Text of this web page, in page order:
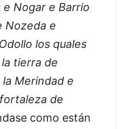
Nogar e Barrio
Nozeda e
los quales
tierra de
Merindad e
de
como están